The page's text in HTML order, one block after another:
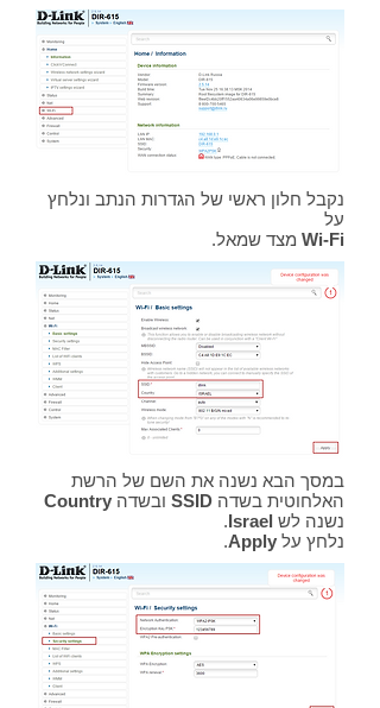
נקבל חלון ראשי של הגדרות הנתב ונלחץ
על
Wi-Fi מצד שמאל.
במסך הבא נשנה את השם של הרשת
האלחוטית בשדהSSID ובשדהCountry
נשנה לש Israel
.
נלחץ עלApply
.